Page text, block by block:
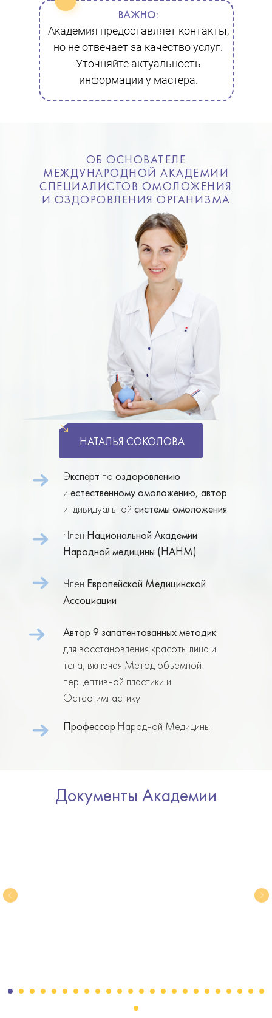
ВАЖНО:
Академия предоставляет контакты,
но не отвечает за качество услуг.
Уточняйте актуальность
информации у мастера.
ОБ ОСНОВАТЕЛЕ
МЕЖДУНАРОДНОЙ АКАДЕМИИ
СПЕЦИАЛИСТОВ ОМОЛОЖЕНИЯ
И ОЗДОРОВЛЕНИЯ ОРГАНИЗМА
Эксперт по оздоровлению
и естественному омоложению, автор
индивидуальной системы омоложения
НАТАЛЬЯ СОКОЛОВА
Член Национальной Академии
Народной медицины (HAHM)
Автор 9 запатентованных методик
для восстановления красоты лица и
тела, включая Метод объемной
перцептивной пластики и
Остеогимнастику
Профессор Народной Медицины
Член Европейской Медицинской
Ассоциации
Документы Академии